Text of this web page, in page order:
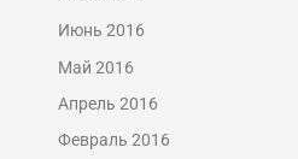
Июнь 2016
Май 2016
Апрель 2016
Февраль 2016